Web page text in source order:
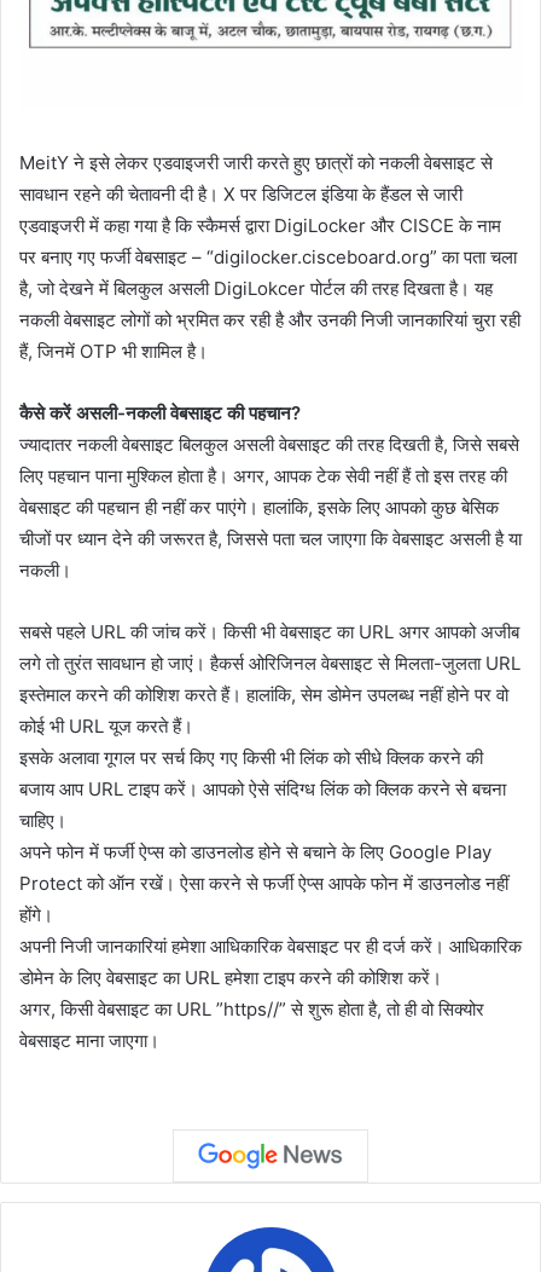
MeitY ने इसे लेकर एडवाइजरी जारी करते हुए छात्रों को नकली वेबसाइट से
सावधान रहने की चेतावनी दी है। X पर डिजिटल इंडिया के हैंडल से जारी
एडवाइजरी में कहा गया है कि स्कैमर्स द्वारा DigiLocker और CISCE के नाम
पर बनाए गए फर्जी वेबसाइट – “digilocker.cisceboard.org” का पता चला
है, जो देखने में बिलकुल असली DigiLokcer पोर्टल की तरह दिखता है। यह
नकली वेबसाइट लोगों को भ्रमित कर रही है और उनकी निजी जानकारियां चुरा रही
हैं, जिनमें OTP भी शामिल है।
कैसे करें असली-नकली वेबसाइट की पहचान?
ज्यादातर नकली वेबसाइट बिलकुल असली वेबसाइट की तरह दिखती है, जिसे सबसे
लिए पहचान पाना मुश्किल होता है। अगर, आपक टेक सेवी नहीं हैं तो इस तरह की
वेबसाइट की पहचान ही नहीं कर पाएंगे। हालांकि, इसके लिए आपको कुछ बेसिक
चीजों पर ध्यान देने की जरूरत है, जिससे पता चल जाएगा कि वेबसाइट असली है या
नकली।
सबसे पहले URL की जांच करें। किसी भी वेबसाइट का URL अगर आपको अजीब
लगे तो तुरंत सावधान हो जाएं। हैकर्स ओरिजिनल वेबसाइट से मिलता-जुलता URL
इस्तेमाल करने की कोशिश करते हैं। हालांकि, सेम डोमेन उपलब्ध नहीं होने पर वो
कोई भी URL यूज करते हैं।
इसके अलावा गूगल पर सर्च किए गए किसी भी लिंक को सीधे क्लिक करने की
बजाय आप URL टाइप करें। आपको ऐसे संदिग्ध लिंक को क्लिक करने से बचना
चाहिए।
अपने फोन में फर्जी ऐप्स को डाउनलोड होने से बचाने के लिए Google Play
Protect को ऑन रखें। ऐसा करने से फर्जी ऐप्स आपके फोन में डाउनलोड नहीं
होंगे।
अपनी निजी जानकारियां हमेशा आधिकारिक वेबसाइट पर ही दर्ज करें। आधिकारिक
डोमेन के लिए वेबसाइट का URL हमेशा टाइप करने की कोशिश करें।
अगर, किसी वेबसाइट का URL ”https//” से शुरू होता है, तो ही वो सिक्योर
वेबसाइट माना जाएगा।